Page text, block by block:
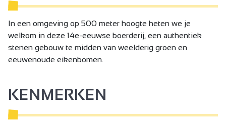
In een omgeving op 500 meter hoogte heten we je
welkom in deze 14e-eeuwse boerderij, een authentiek
stenen gebouw te midden van weelderig groen en
eeuwenoude eikenbomen.
KENMERKEN